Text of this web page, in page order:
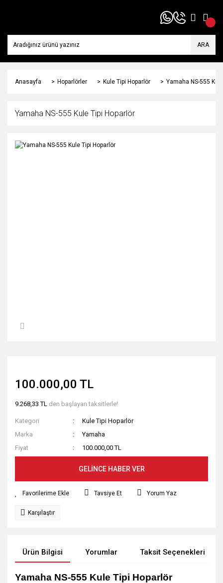
ARA
Anasayfa Hoparlörler Kule Tipi Hoparlör Yamaha NS-555
Yamaha NS-555 Kule Tipi Hoparlör
100.000,00 TL
9.268,33 TL den başlayan taksitlerle!
Kategori
Kule Tipi Hoparlör
Marka
Yamaha
Fiyat
100.000,00 TL
GELİNCE HABER VER
Tavsiye Et Yorum Yaz
Karşılaştır
Ürün Bilgisi Yorumlar Taksit Seçenekleri
Yamaha NS-555 Kule Tipi Hoparlör